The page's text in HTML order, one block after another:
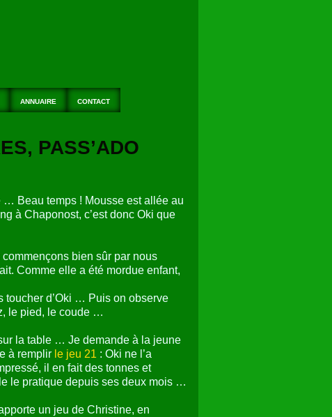
ANNUAIRE CONTACT
PASS’ADO
Beau temps ! Mousse est allée au
à Chaponost, c’est donc Oki que
bien sûr par nous
Comme elle a été mordue enfant,
toucher d’Oki … Puis on observe
le pied, le coude …
la table … Je demande à la jeune
à remplir le jeu 21 : Oki ne l’a
il en fait des tonnes et
le pratique depuis ses deux mois …
un jeu de Christine, en